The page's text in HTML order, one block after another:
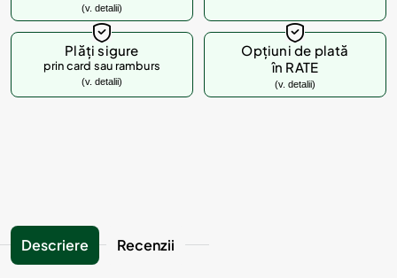
(v. detalii)
Plăți sigure
prin card sau ramburs
(v. detalii)
Opțiuni de plată
în RATE
(v. detalii)
Descriere Recenzii